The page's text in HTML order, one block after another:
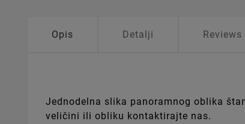
Opis Detalji Reviews
Jednodelna slika panoramnog oblika
veličini ili obliku kontaktirajte nas.